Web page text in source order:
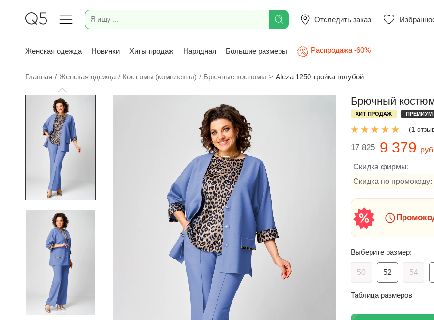
Отследить заказ
Женская одежда Новинки Хиты продаж Нарядная Большие размеры Распродажа -60%
Главная / Женская одежда / Костюмы (комплекты) / Брючные костюмы > Aleza 1250 тройка голубой
Брючный
ХИТ ПРОДАЖ ПРЕМИУМ
(1
17 825 9 379 руб
Скидка фирмы:
Скидка по промокоду:
Выберите размер:
50 52 54
Таблица размеров